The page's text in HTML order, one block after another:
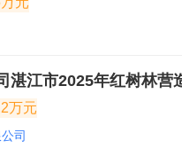
湛江市2025年红树林
万元
司